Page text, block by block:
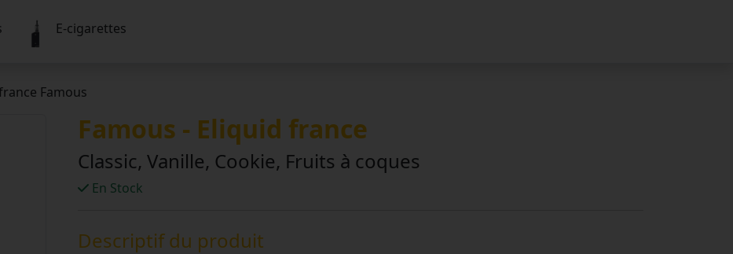
E-cigarettes
Famous
Famous - Eliquid france
Classic, Vanille, Cookie, Fruits à coques
En Stock
Descriptif du produit